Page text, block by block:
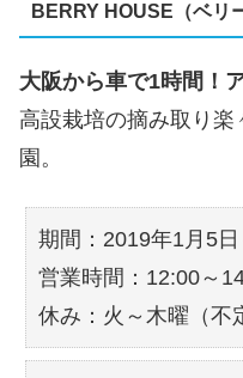
BERRY HOUSE（ベリ
大阪から車で1時間！
高設栽培の摘み取り
園。
期間：2019年1月5日
営業時間：12:00～
休み：火～木曜（不